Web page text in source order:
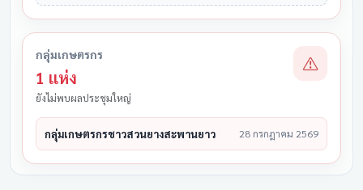
กลุ่มเกษตรกร
1 แห่ง
ยังไม่พบผลประชุมใหญ่
กลุ่มเกษตรกรชาวสวนยางสะพานยาว 28 กรกฎาคม 2569